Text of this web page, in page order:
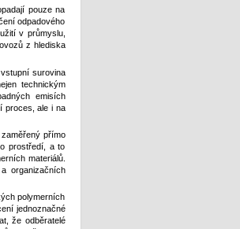
pouze na
odpadového
v průmyslu,
z hlediska
surovina
technickým
emisích
proces, ale i na
přímo
prostředí, a to
materiálů.
organizačních
polymerních
jednoznačné
že odběratelé